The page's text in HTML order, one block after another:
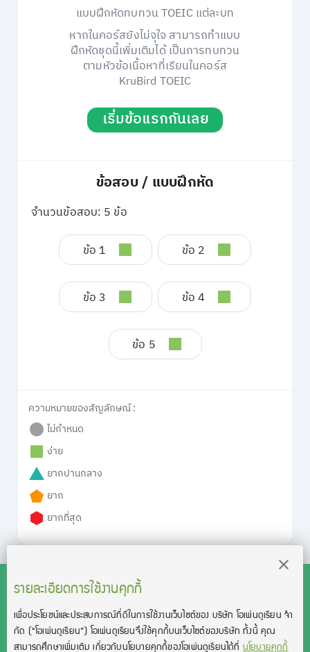
แบบฝึกหัดทบทวน TOEIC แต่ละบท
หากในคอร์สยังไม่จุใจ สามารถทำแบบ
ฝึกหัดชุดนี้เพิ่มเติมได้ เป็นการทบทวน
ตามหัวข้อเนื้อหาที่เรียนในคอร์ส
KruBird TOEIC
เริ่มข้อแรกกันเลย
ข้อสอบ / แบบฝึกหัด
จำนวนข้อสอบ: 5 ข้อ
ข้อ 1 ข้อ 2
ข้อ 3 ข้อ 4
ข้อ 5
ความหมายของสัญลักษณ์ :
ไม่กำหนด
ง่าย
ยากปานกลาง
ยาก
ยากที่สุด
รายละเอียดการใช้งานคุกกี้
เพื่อประโยชน์และประสบการณ์ที่ดีในการใช้งานเว็บไซต์ของ บริษัท โอเพ่นดูเรียน จํา
กัด (“โอเพ่นดูเรียน”)โอเพ่นดูเรียนจึงใช้คุกกี้บนเว็บไซต์ของบริษัท ทั้งนี้ คุณ
สามารถศึกษาเพิ่มเติม เกี่ยวกับนโยบายคุกกี้ของโอเพ่นดูเรียนได้ที่นโยบายคุกกี้
สงวนลิขสิทธิ์โดย บริษัท โอเพ่นดูเรียน จำกัด 2021 ©︎ OpenDurian
Co., Ltd.